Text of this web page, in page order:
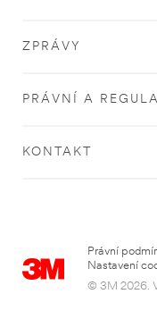
ZPRÁVY
PRÁVNÍ A
KONTAKT
Právní
Nastavení
© 3M 2026.